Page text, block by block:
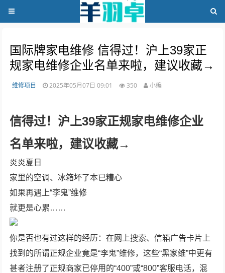
国际牌家电维修 信得过！沪上39家正
规家电维修企业名单来啦，建议收藏→
维修项目 2025年05月07日 09:01 350 小编
信得过！沪上39家正规家电维修企业
名单来啦，建议收藏→
炎炎夏日
家里的空调、冰箱坏了本已糟心
如果再遇上“李鬼”维修
就更是心累……
你是否也有过这样的经历：在网上搜索、信箱广告卡片上
找到的所谓正规企业竟是“李鬼”维修，这些“黑家维”中更有
甚者注册了正规商家已停用的“400”或“800”客服电话，混